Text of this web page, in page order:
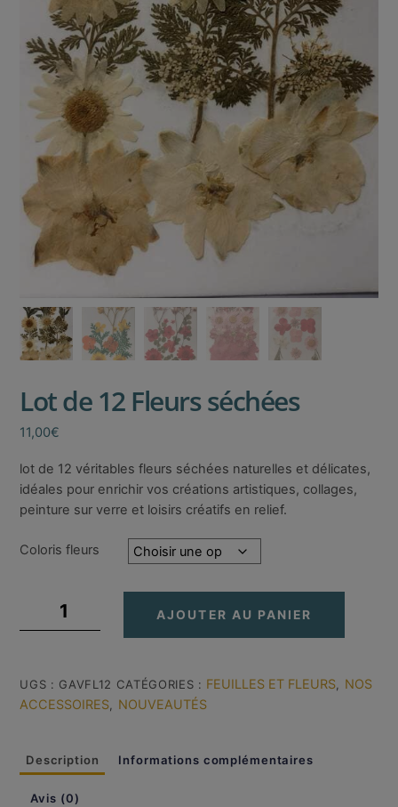
Lot de 12 Fleurs séchées
11,00€
lot de 12 véritables fleurs séchées naturelles et délicates,
idéales pour enrichir vos créations artistiques, collages,
peinture sur verre et loisirs créatifs en relief.
Coloris fleurs
quantité
12
Fleurs
AJOUTER AU PANIER
UGS : GAVFL12 CATÉGORIES : FEUILLES ET FLEURS, NOS
ACCESSOIRES, NOUVEAUTÉS
Description Informations complémentaires
Avis (0)